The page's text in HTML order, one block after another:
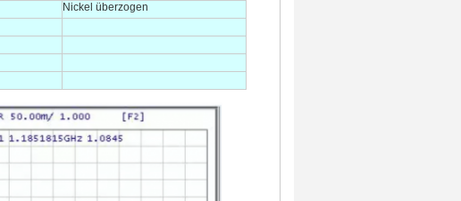
Nickel überzogen